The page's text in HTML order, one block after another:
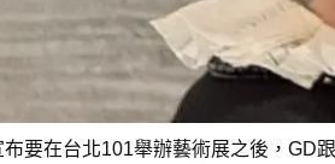
要在台北101舉辦藝術展之後，GD